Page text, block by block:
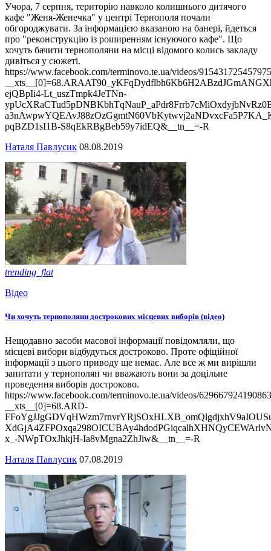
Учора, 7 серпня, територію навколо колишнього дитячого
кафе "Женя-Женечка" у центрі Тернополя почали
обгороджувати. За інформацією вказаною на банері, йдеться
про "реконструкцію із роширенням існуючого кафе". Що
хочуть бачити тернополяни на місці відомого колись закладу
дивіться у сюжеті.
https://www.facebook.com/terminovo.te.ua/videos/
ejQBpIi4-Lt_uszTmpk4JeTNn-
pqBZD1sI1B-S8qEkRBgBeb59y7idEQ&__tn__=-R
Наталя Павлусик 08.08.2019
trending_flat
Відео
Чи хочуть тернополяни дострокових місцевих виборів (відео)
Нещодавно засоби масової інформації повідомляли, що
місцеві вибори відбудуться достроково. Проте офіційної
інформації з цього приводу ще немає. Але все ж ми вирішли
запитати у тернополян чи вважають вони за доцільне
проведення виборів достроково.
https://www.facebook.com/terminovo.te.ua/videos/
__xts__[0]=68.ARD-
x_-NWpTOxJhkjH-Ia8vMgna2ZhJiw&__tn__=-R
Наталя Павлусик 07.08.2019